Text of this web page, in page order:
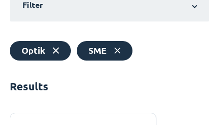
Filter
Optik SME
Results